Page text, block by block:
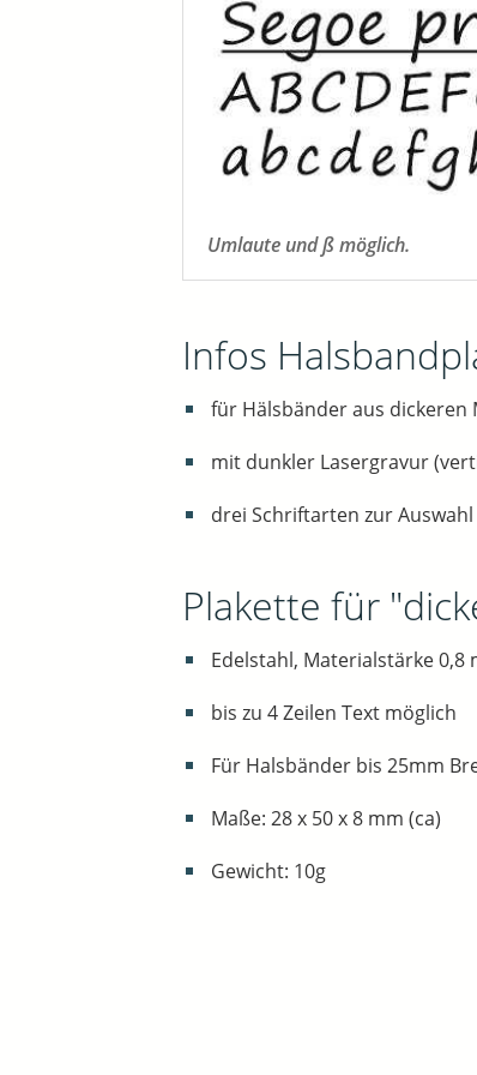
Umlaute und ß möglich.
Infos
für Hälsbänder aus dickeren
mit dunkler Lasergravur
drei Schriftarten zur
Plakette für
Edelstahl, Materialstärke 0,8
bis zu 4 Zeilen Text möglich
Für Halsbänder bis 25mm
Maße: 28 x 50 x 8 mm (ca)
Gewicht: 10g